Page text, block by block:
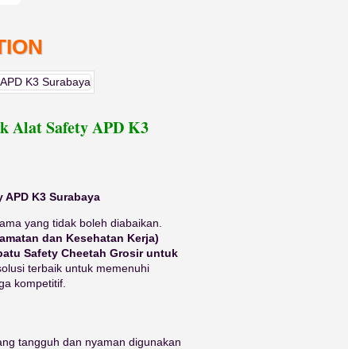
Alat Safety APD K3
K3 Surabaya
yang tidak boleh diabaikan.
dan Kesehatan Kerja)
Safety Cheetah Grosir untuk
terbaik untuk memenuhi
kompetitif.
tangguh dan nyaman digunakan